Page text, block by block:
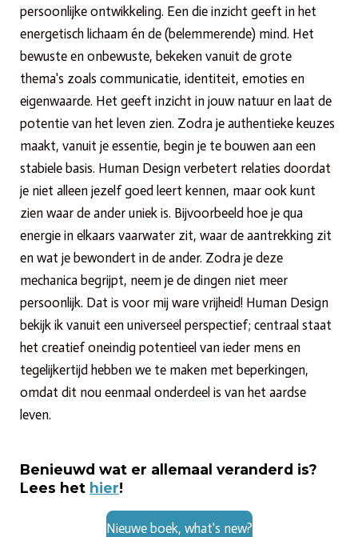
persoonlijke ontwikkeling. Een die inzicht geeft in het
energetisch lichaam én de (belemmerende) mind. Het
bewuste en onbewuste, bekeken vanuit de grote
thema's zoals communicatie, identiteit, emoties en
eigenwaarde. Het geeft inzicht in jouw natuur en laat de
potentie van het leven zien. Zodra je authentieke keuzes
maakt, vanuit je essentie, begin je te bouwen aan een
stabiele basis. Human Design verbetert relaties doordat
je niet alleen jezelf goed leert kennen, maar ook kunt
zien waar de ander uniek is. Bijvoorbeeld hoe je qua
energie in elkaars vaarwater zit, waar de aantrekking zit
en wat je bewondert in de ander. Zodra je deze
mechanica begrijpt, neem je de dingen niet meer
persoonlijk. Dat is voor mij ware vrijheid! Human Design
bekijk ik vanuit een universeel perspectief; centraal staat
het creatief oneindig potentieel van ieder mens en
tegelijkertijd hebben we te maken met beperkingen,
omdat dit nou eenmaal onderdeel is van het aardse
leven.
Benieuwd wat er allemaal veranderd is?
Lees het hier!
Nieuwe boek, what's new?